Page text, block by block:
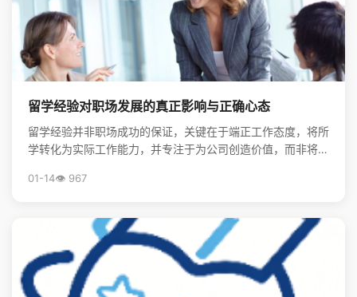
留学经验对职场发展的真正影响与正确心态
留学经验并非职场成功的保证，关键在于端正工作态度，将所
学转化为实际工作能力，并专注于为公司创造价值，而非将其
01-14👁️ 967